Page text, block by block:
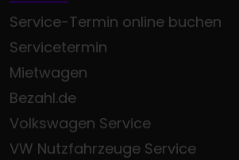
Service-Termin online buchen
Servicetermin
Mietwagen
Bezahl.de
Volkswagen Service
VW Nutzfahrzeuge Service